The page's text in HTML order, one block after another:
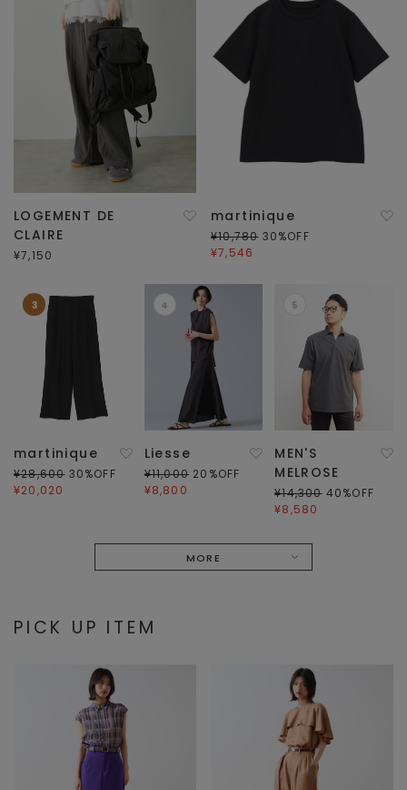
LOGEMENT DE
CLAIRE
¥7,150
martinique
¥10,780 30%OFF
¥7,546
3
martinique
¥28,600 30%OFF
¥20,020
4
Liesse
¥11,000 20 %OFF
¥8,800
5
MEN'S
MELROSE
¥14,300 40%OFF
¥8,580
MORE
PICK UP ITEM